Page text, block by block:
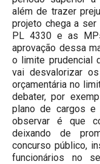
além de trazer
projeto chega a ser
PL 4330 e as
aprovação dessa
o limite prudencial
vai desvalorizar
orçamentária no
debater, por
plano de cargos e
observar é que
deixando de
concurso público,
funcionários no